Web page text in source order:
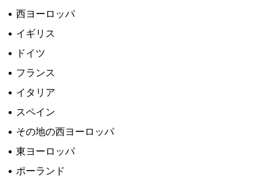
• 西ヨーロッパ
• イギリス
• ドイツ
• フランス
• イタリア
• スペイン
• その地の西ヨーロッパ
• 東ヨーロッパ
• ポーランド